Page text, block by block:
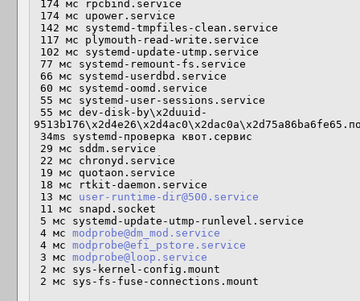
13 мс user-runtime-dir@500.service
4 мс modprobe@dm_mod.service
4 мс modprobe@efi_pstore.service
3 мс modprobe@loop.service